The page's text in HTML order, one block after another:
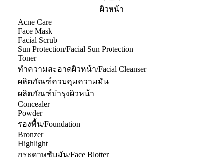
ผิวหน้า
Acne Care
Face Mask
Facial Scrub
Sun Protection/Facial Sun Protection
Toner
ทำความสะอาดผิวหน้า/Facial Cleanser
ผลิตภัณฑ์ควบคุมความมัน
ผลิตภัณฑ์บำรุงผิวหน้า
Concealer
Powder
รองพื้น/Foundation
Bronzer
Highlight
กระดาษซับมัน/Face Blotter